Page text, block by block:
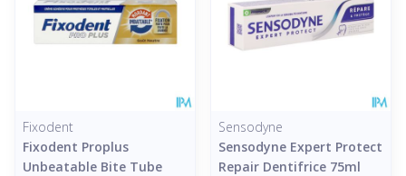
Fixodent
Fixodent Proplus
Unbeatable Bite Tube
Sensodyne
Sensodyne Expert Protect
Repair Dentifrice 75ml